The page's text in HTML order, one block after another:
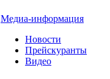
Медиа-информация
Новости
Прейскуранты
Видео